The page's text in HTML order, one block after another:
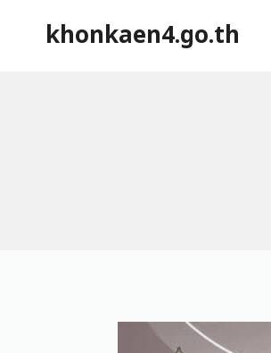
khonkaen4.go.th